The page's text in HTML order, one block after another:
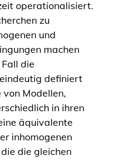
operationalisiert.
zu
und
machen
die
definiert
Modellen,
in ihren
äquivalente
inhomogenen
die gleichen